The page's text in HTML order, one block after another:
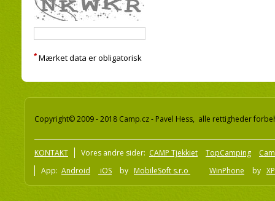
* Mærket data er obligatorisk
Copyright© 2009 - 2018 Camp.cz - Pavel Hess, alle rettigheder
KONTAKT Vores andre sider: CAMP Tjekkiet TopCamping
App: Android iOS by MobileSoft s.r.o WinPhone by